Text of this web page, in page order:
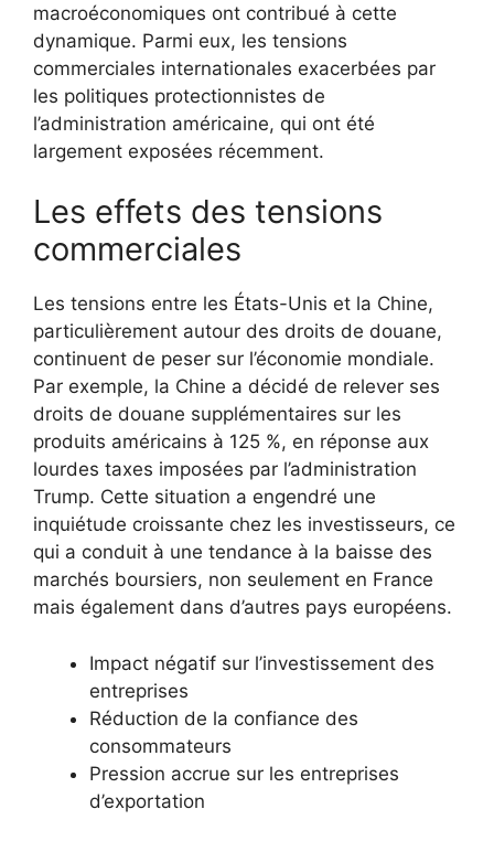
macroéconomiques ont contribué à cette
dynamique. Parmi eux, les tensions
commerciales internationales exacerbées par
les politiques protectionnistes de
l’administration américaine, qui ont été
largement exposées récemment.
Les effets des tensions
commerciales
Les tensions entre les États-Unis et la Chine,
particulièrement autour des droits de douane,
continuent de peser sur l’économie mondiale.
Par exemple, la Chine a décidé de relever ses
droits de douane supplémentaires sur les
produits américains à 125 %, en réponse aux
lourdes taxes imposées par l’administration
Trump. Cette situation a engendré une
inquiétude croissante chez les investisseurs, ce
qui a conduit à une tendance à la baisse des
marchés boursiers, non seulement en France
mais également dans d’autres pays européens.
Impact négatif sur l’investissement des
entreprises
Réduction de la confiance des
consommateurs
Pression accrue sur les entreprises
d’exportation